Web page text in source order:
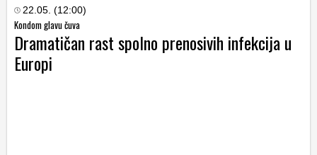
22.05. (12:00)
Kondom glavu čuva
Dramatičan rast spolno prenosivih infekcija u
Europi